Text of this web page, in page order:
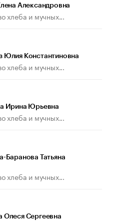
Александровна
хлеба и мучных...
Константиновна
хлеба и мучных...
Ирина Юрьевна
хлеба и мучных...
Баранова Татьяна
хлеба и мучных...
Сергеевна